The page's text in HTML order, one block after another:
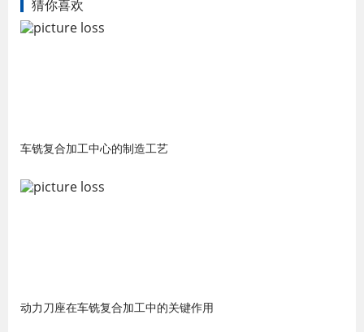
猜你喜欢
车铣复合加工中心的制造工艺
动力刀座在车铣复合加工中的关键作用